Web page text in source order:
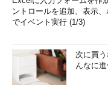
ントロールを追加、表示、
でイベント実行 (1/3)
次に買
んなに